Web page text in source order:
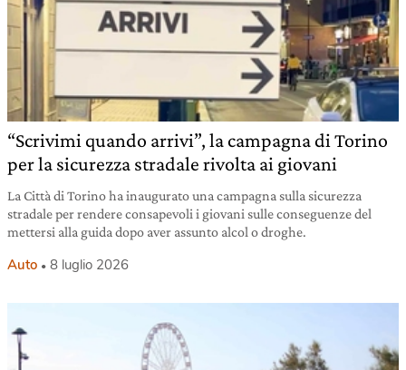
“Scrivimi quando arrivi”, la campagna di Torino
per la sicurezza stradale rivolta ai giovani
La Città di Torino ha inaugurato una campagna sulla sicurezza
stradale per rendere consapevoli i giovani sulle conseguenze del
mettersi alla guida dopo aver assunto alcol o droghe.
Auto 8 luglio 2026